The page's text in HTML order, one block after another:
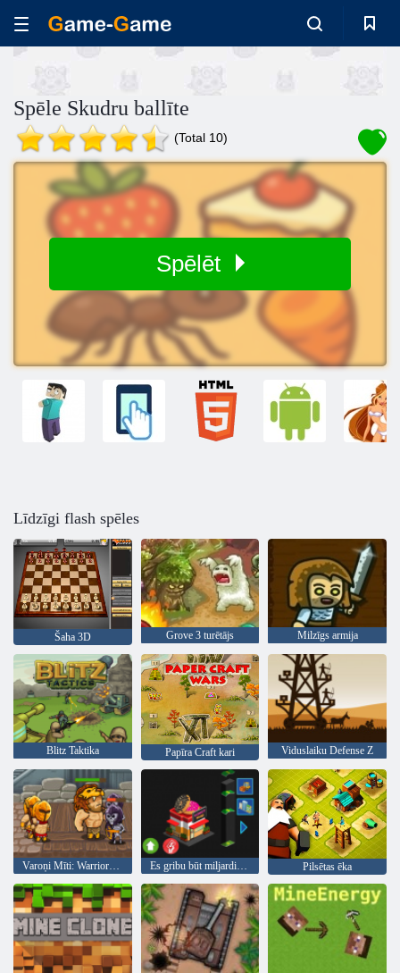
Spēle Skudru ballīte
(Total 10)
Spēlēt
Līdzīgi flash spēles
Šaha 3D Grove 3 turētājs Milzīgs armija
Blitz Taktika Papīra Craft kari Viduslaiku Defense Z
Varoņi Mīti: Warriors of Gods Es gribu būt miljardieris 2 Pilsētas ēka